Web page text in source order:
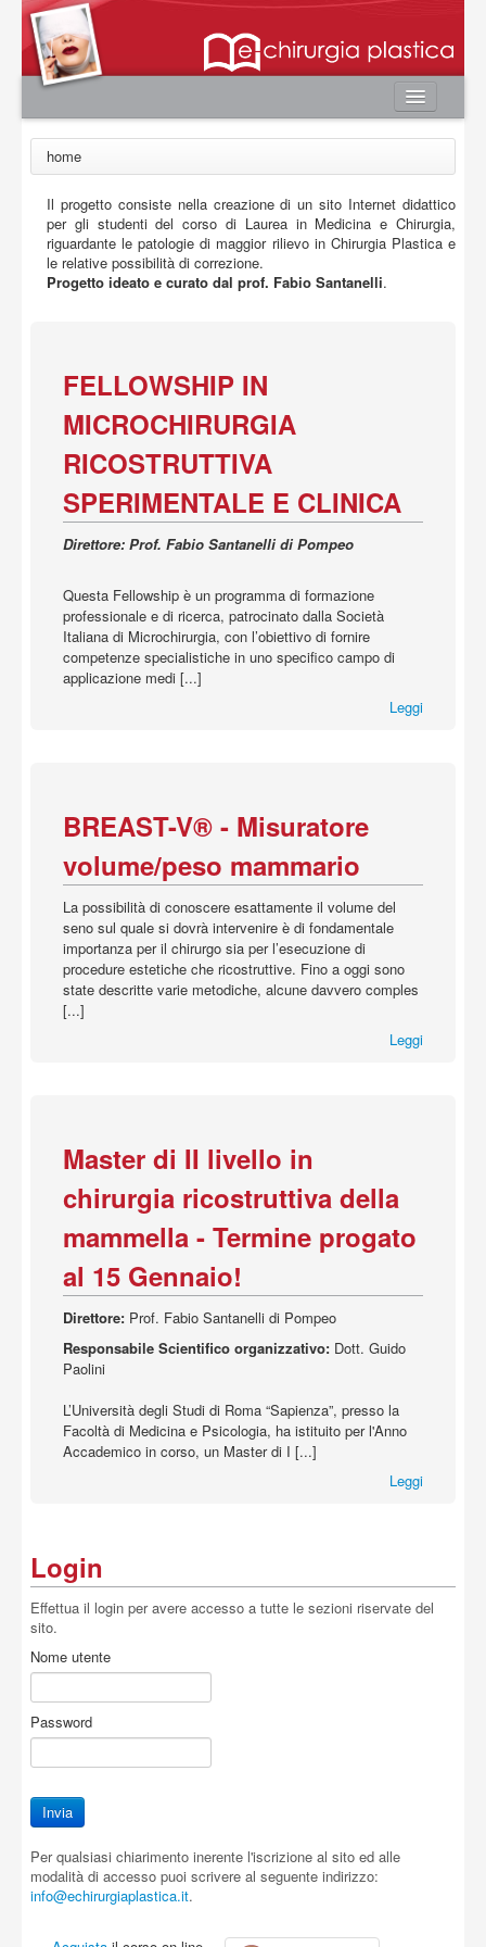
Home
Autori
e-book
Board Editoriale
News
Login
Registrazione
Password smarrita
home
Il progetto consiste nella creazione di un sito Internet didattico
per gli studenti del corso di Laurea in Medicina e Chirurgia,
riguardante le patologie di maggior rilievo in Chirurgia Plastica e
le relative possibilità di correzione.
Progetto ideato e curato dal prof. Fabio Santanelli.
FELLOWSHIP IN
MICROCHIRURGIA
RICOSTRUTTIVA
SPERIMENTALE E CLINICA
Direttore: Prof. Fabio Santanelli di Pompeo
Questa Fellowship è un programma di formazione
professionale e di ricerca, patrocinato dalla Società
Italiana di Microchirurgia, con l’obiettivo di fornire
competenze specialistiche in uno specifico campo di
applicazione medi [...]
Leggi
BREAST-V® - Misuratore
volume/peso mammario
La possibilità di conoscere esattamente il volume del
seno sul quale si dovrà intervenire è di fondamentale
importanza per il chirurgo sia per l’esecuzione di
procedure estetiche che ricostruttive. Fino a oggi sono
state descritte varie metodiche, alcune davvero comples
[...]
Leggi
Master di II livello in
chirurgia ricostruttiva della
mammella - Termine progato
al 15 Gennaio!
Direttore: Prof. Fabio Santanelli di Pompeo
Responsabile Scientifico organizzativo: Dott. Guido
Paolini
L’Università degli Studi di Roma “Sapienza”, presso la
Facoltà di Medicina e Psicologia, ha istituito per l'Anno
Accademico in corso, un Master di I [...]
Leggi
Login
Effettua il login per avere accesso a tutte le sezioni riservate del
sito.
Nome utente
Password
Per qualsiasi chiarimento inerente l'iscrizione al sito ed alle
modalità di accesso puoi scrivere al seguente indirizzo:
info@echirurgiaplastica.it.